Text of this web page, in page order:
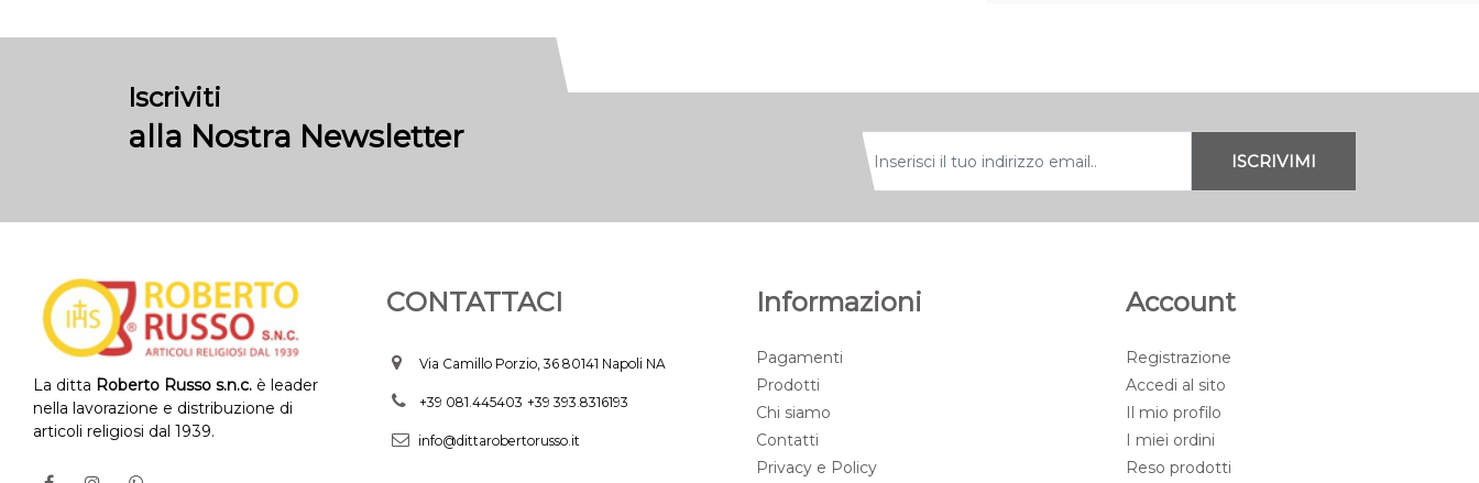
Iscriviti
alla Nostra Newsletter
La ditta Roberto Russo s.n.c. è leader
nella lavorazione e distribuzione di
articoli religiosi dal 1939.
CONTATTACI
Via Camillo Porzio, 36 80141 Napoli NA
+39 081.445403 +39 393.8316193
info@dittarobertorusso.it
Informazioni
Pagamenti
Prodotti
Chi siamo
Contatti
Privacy e Policy
Account
Registrazione
Accedi al sito
Il mio profilo
I miei ordini
Reso prodotti